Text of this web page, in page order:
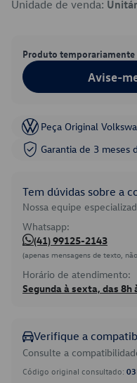
Unidade de venda:
Produto temporariamente
Avise-
Peça Original
Garantia de 3 meses
Tem dúvidas sobre a
Nossa equipe
Whatsapp:
(41) 99125-2143
(apenas mensagens de texto,
Horário de atendimento:
Segunda à sexta, das 8h
Verifique a
Consulte a
Código original consultado: